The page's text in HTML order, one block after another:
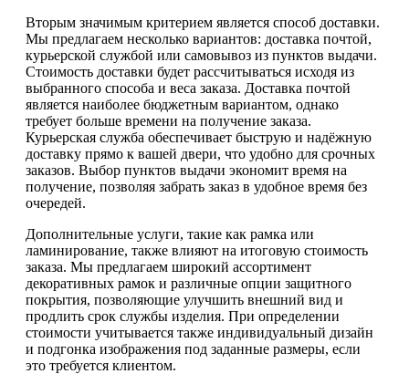
Вторым значимым критерием является способ доставки.
Мы предлагаем несколько вариантов: доставка почтой,
курьерской службой или самовывоз из пунктов выдачи.
Стоимость доставки будет рассчитываться исходя из
выбранного способа и веса заказа. Доставка почтой
является наиболее бюджетным вариантом, однако
требует больше времени на получение заказа.
Курьерская служба обеспечивает быструю и надёжную
доставку прямо к вашей двери, что удобно для срочных
заказов. Выбор пунктов выдачи экономит время на
получение, позволяя забрать заказ в удобное время без
очередей.
Дополнительные услуги, такие как рамка или
ламинирование, также влияют на итоговую стоимость
заказа. Мы предлагаем широкий ассортимент
декоративных рамок и различные опции защитного
покрытия, позволяющие улучшить внешний вид и
продлить срок службы изделия. При определении
стоимости учитывается также индивидуальный дизайн
и подгонка изображения под заданные размеры, если
это требуется клиентом.